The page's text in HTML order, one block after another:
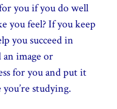
you if you do well
you feel? If you keep
you succeed in
image or
for you and put it
studying.